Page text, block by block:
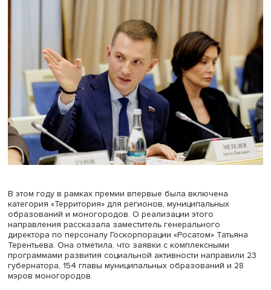
каждым проектом стоит живая история людей: их сила
желание изменить мир к лучшему. Одним из примеров
Евгения Васильева, финалист премии #МЫВМЕСТЕ
Евгения столкнулась со страшным диагнозом –
нашла силы помогать другим даже в онкодиспансере. С
начала СВО она создала волонтерское движение
тыла». Вместе с волонтерами Евгения вывозила детей и
беременных женщин, помогала с документами и
поддержкой, отправляла рации, медикаменты и другое
оснащение. За 2,5 года движение «Армия тыла»
10 тысяч участников, сейчас проект работает в 26
Даже борясь со смертельной болезнью, Евгения
себе силы помогать другим. А недавно выяснилось, что
страны»,– отметил Артем Метелев.
В 2024 году впервые во всех регионах определены
победители номинаций «Волонтер года» и «Наставник
Награды вручают руководители регионов, а у
появится возможность представить свои проекты и
примером для других жителей своей малой Родины.